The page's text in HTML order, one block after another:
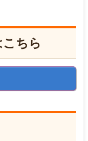
ちら